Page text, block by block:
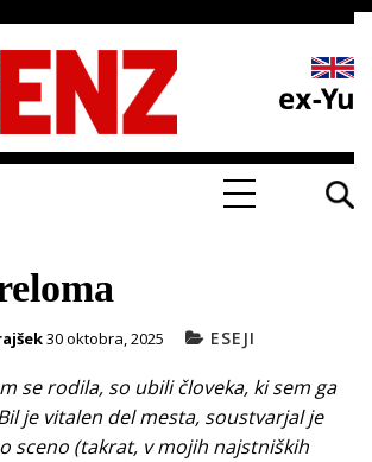
30 oktobra, 2025 ESEJI
se rodila, so ubili človeka, ki sem ga
je vitalen del mesta, soustvarjal je
sceno (takrat, v mojih najstniških